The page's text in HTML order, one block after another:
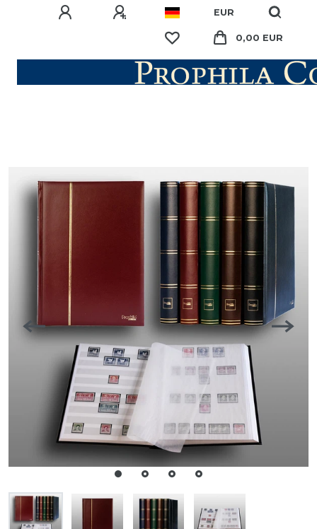
EUR
0,00 EUR